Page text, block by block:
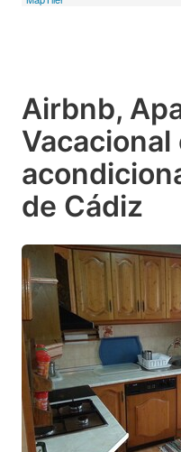
Airbnb,
Vacacional
de Cádiz